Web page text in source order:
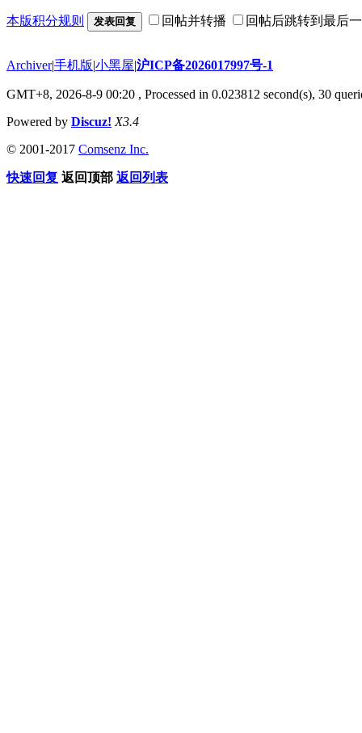
本版积分规则 发表回复 回帖并转播 回帖后跳转到最后
Archiver|手机版|小黑屋|沪ICP备2026017997号-1
GMT+8, 2026-8-9 00:20 , Processed in 0.023812 second(s), 30
Powered by Discuz! X3.4
© 2001-2017 Comsenz Inc.
快速回复 返回顶部 返回列表